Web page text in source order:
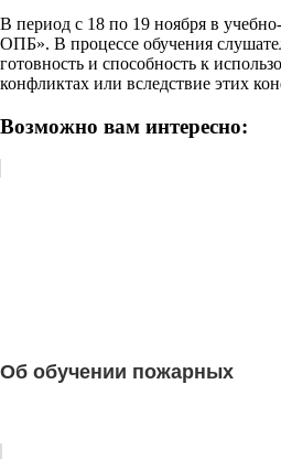
В период с 18 по 19 ноября в
ОПБ». В процессе обучения
готовность и способность к
конфликтах или вследствие этих
Возможно вам интересно:
Об обучении пожарных